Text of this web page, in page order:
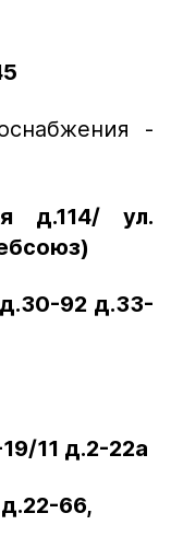
-
д.114/ ул.
92 д.33-
11 д.2-22а
66,